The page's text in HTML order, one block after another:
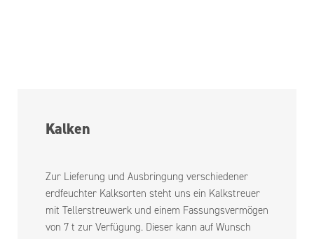
Kalken
Zur Lieferung und Ausbringung verschiedener
erdfeuchter Kalksorten steht uns ein Kalkstreuer
mit Tellerstreuwerk und einem Fassungsvermögen
von 7 t zur Verfügung. Dieser kann auf Wunsch